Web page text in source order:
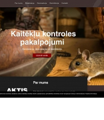
Saldus, Smiltene, Talsi,
Ventspils, Līvāni.